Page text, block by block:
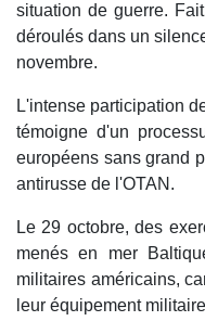
situation de guerre.
déroulés dans un
novembre.
L'intense participation
témoigne d'un
européens sans grand
antirusse de l'OTAN.
Le 29 octobre, des
menés en mer
militaires américains,
leur équipement